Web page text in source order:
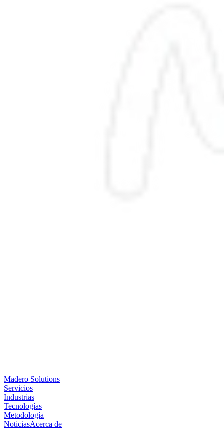
Madero Solutions
Servicios
Industrias
Tecnologías
Metodología
NoticiasAcerca de